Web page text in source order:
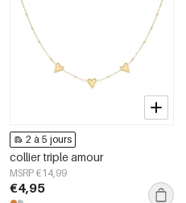
2 à 5 jours
collier triple amour
MSRP €14,99
€4,95